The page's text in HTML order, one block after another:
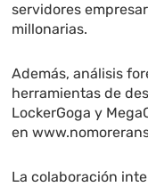
servidores
millonarias.
Además, análisis
herramientas de
LockerGoga y
en
La colaboración